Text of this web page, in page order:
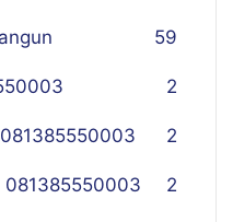
59
2
2
081385550003 2